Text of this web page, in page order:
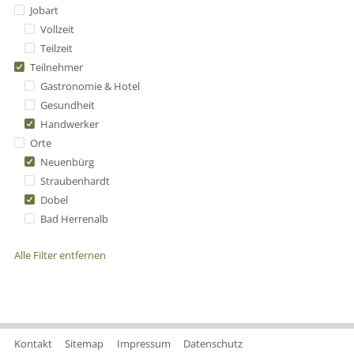
Jobart
Vollzeit
Teilzeit
Teilnehmer
Gastronomie & Hotel
Gesundheit
Handwerker
Orte
Neuenbürg
Straubenhardt
Dobel
Bad Herrenalb
Alle Filter entfernen
Kontakt Sitemap Impressum Datenschutz